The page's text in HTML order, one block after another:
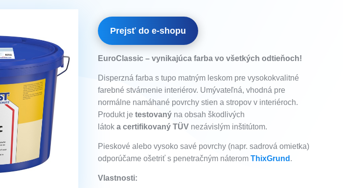
Prejsť do e-shopu
EuroClassic – vynikajúca farba vo všetkých odtieňoch!
Disperzná farba s tupo matným leskom pre vysokokvalitné
farebné stvárnenie interiérov. Umývateľná, vhodná pre
normálne namáhané povrchy stien a stropov v interiéroch.
Produkt jetestovaný na obsah škodlivých
látoka certifikovaný TÜV nezávislým inštitútom.
Pieskové alebo vysoko savé povrchy (napr. sadrová omietka)
odporúčame ošetriť s penetračným náteromThixGrund .
Vlastnosti: